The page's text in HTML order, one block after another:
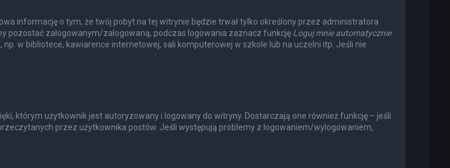
informację o tym, że twój pobyt na tej witrynie będzie trwał tylko określony przez administratora
pozostać zalogowanym/zalogowaną, podczas logowania zaznacz funkcję Loguj mnie automatycznie.
w bibliotece, kawiarence internetowej, sali komputerowej w szkole lub na uczelni itp. Jeśli nie
którym użytkownik jest autoryzowany i logowany do witryny. Dostarczają one również funkcję – jeśli
przez użytkownika postów. Jeśli występują problemy z logowaniem/wylogowaniem,